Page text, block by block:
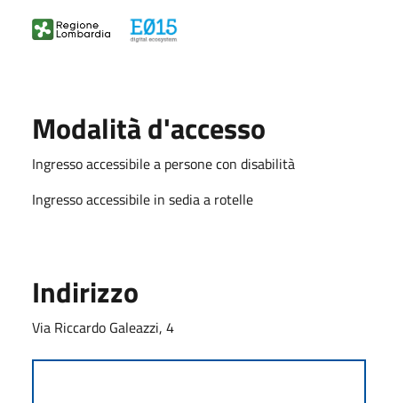
Modalità d'accesso
Ingresso accessibile a persone con disabilità
Ingresso accessibile in sedia a rotelle
Indirizzo
Via Riccardo Galeazzi, 4